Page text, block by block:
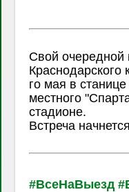
Свой очередной
Краснодарского
го мая в
местного
стадионе.
Встреча
#ВсеНаВыезд